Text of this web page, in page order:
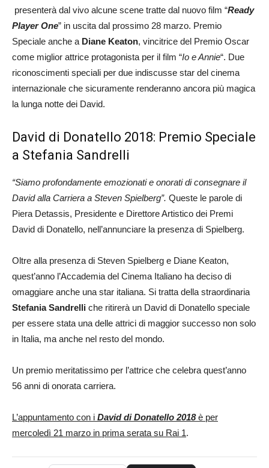
presenterà dal vivo alcune scene tratte dal nuovo film “Ready
Player One” in uscita dal prossimo 28 marzo. Premio
Speciale anche a Diane Keaton, vincitrice del Premio Oscar
come miglior attrice protagonista per il film “Io e Annie“. Due
riconoscimenti speciali per due indiscusse star del cinema
internazionale che sicuramente renderanno ancora più magica
la lunga notte dei David.
David di Donatello 2018: Premio Speciale
a Stefania Sandrelli
“Siamo profondamente emozionati e onorati di consegnare il
David alla Carriera a Steven Spielberg”. Queste le parole di
Piera Detassis, Presidente e Direttore Artistico dei Premi
David di Donatello, nell’annunciare la presenza di Spielberg.
Oltre alla presenza di Steven Spielberg e Diane Keaton,
quest’anno l’Accademia del Cinema Italiano ha deciso di
omaggiare anche una star italiana. Si tratta della straordinaria
Stefania Sandrelli che ritirerà un David di Donatello speciale
per essere stata una delle attrici di maggior successo non solo
in Italia, ma anche nel resto del mondo.
Un premio meritatissimo per l’attrice che celebra quest’anno
56 anni di onorata carriera.
L’appuntamento con i David di Donatello 2018è per
mercoledì 21 marzo in prima serata su Rai 1.